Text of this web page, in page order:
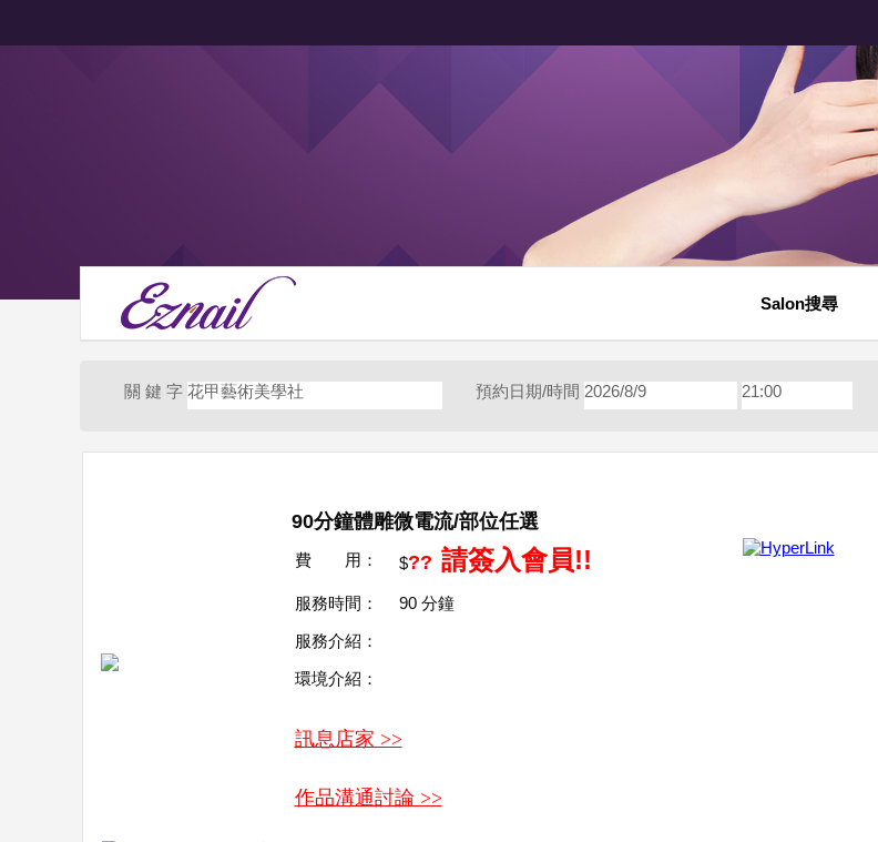
Salon搜尋
關 鍵 字 花甲藝術美學社 預約日期/時間 2026/8/9 21:00
90分鐘體雕微電流/部位任選
費 用： $?? 請簽入會員!!
服務時間： 90分鐘
服務介紹：
環境介紹：
訊息店家 >>
作品溝通討論 >>